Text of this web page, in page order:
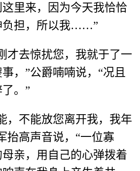
里来，因为今天我恰恰
负担，所以我……”
才去惊扰您，我就于了一
，”公爵喃喃说，“况且
。”
，不能放您离开我，我年
抬高声音说，“一位寡
亲，用自己的心弹拨着